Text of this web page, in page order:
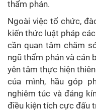
thẩm phán.
Ngoài việc tổ chức,
kiến thức luật pháp
cần quan tâm chăm
ngũ thẩm phán và cán
yên tâm thực hiện
của mình, hầu góp
nghiêm túc và đáng
điều kiện tích cực đấu